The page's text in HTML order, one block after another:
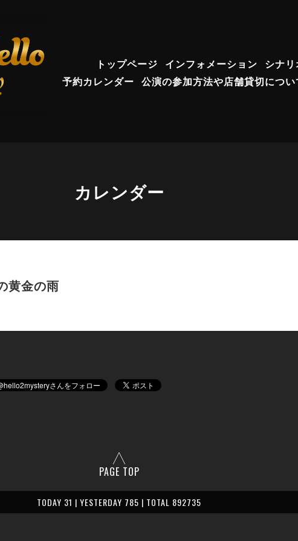
トップページ インフォメーション シナリ
予約カレンダー 公演の参加方法や店舗貸切につい
カレンダー
黄金の雨
PAGE TOP
TODAY 31 | YESTERDAY 785 | TOTAL 892735